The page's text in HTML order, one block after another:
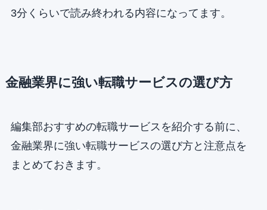
3分くらいで読み終われる内容になってます。
金融業界に強い転職サービスの選び方
編集部おすすめの転職サービスを紹介する前に、
金融業界に強い転職サービスの選び方と注意点を
まとめておきます。